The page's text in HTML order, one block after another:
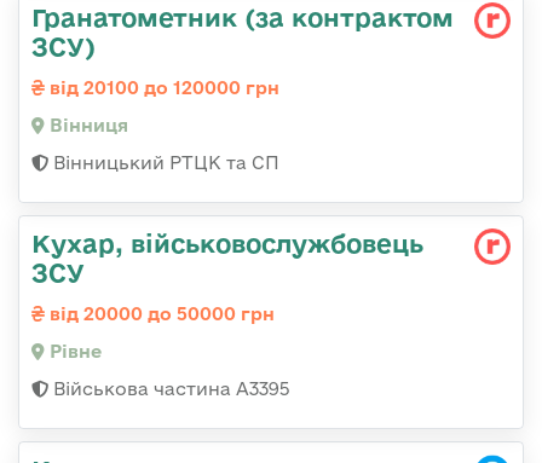
Гранатометник (за контрактом
ЗСУ)
від 20100 до 120000 грн
Вінниця
Вінницький РТЦК та СП
Кухар, військовослужбовець
ЗСУ
від 20000 до 50000 грн
Рівне
Військова частина А3395